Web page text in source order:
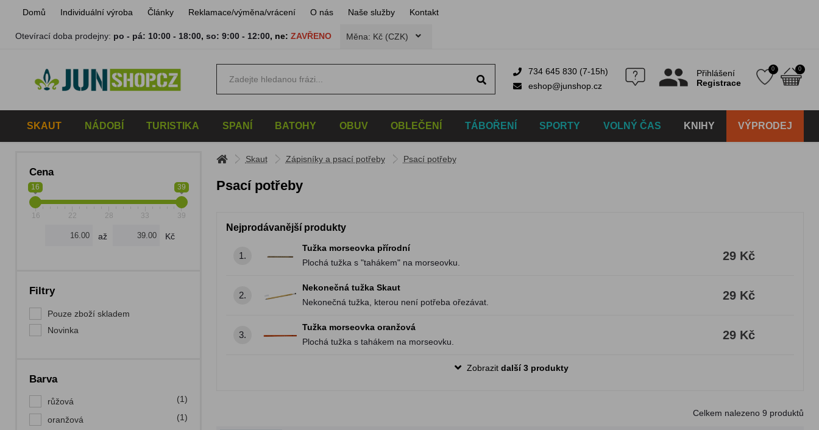
Domů Individuální výroba Články Reklamace/výměna/vrácení O nás Naše služby Kontakt
Otevírací doba prodejny: po - pá: 10:00 - 18:00,so: 9:00 - 12:00, ne: ZAVŘENO Měna: Kč (CZK)
734 645 830 (7-15h)
eshop@junshop.cz
Přihlášení
Registrace
0 0
SKAUT NÁDOBÍ TURISTIKA SPANÍ BATOHY OBUV OBLEČENÍ TÁBOŘENÍ SPORTY VOLNÝ ČAS KNIHY VÝPRODEJ
Cena
16 39
16 22 28 33 39
až Kč
Filtry
Pouze zboží skladem
Novinka
Barva
růžová (1)
oranžová (1)
Skaut Zápisníky a psací potřeby Psací potřeby
Psací potřeby
Nejprodávanější produkty
1.
Tužka morseovka přírodní
Plochá tužka s "tahákem" na morseovku.
29 Kč
2.
Nekonečná tužka Skaut
Nekonečná tužka, kterou není potřeba ořezávat.
29 Kč
3.
Tužka morseovka oranžová
Plochá tužka s tahákem na morseovku.
29 Kč
Zobrazitdalší 3 produkty
Celkem nalezeno 9 produktů